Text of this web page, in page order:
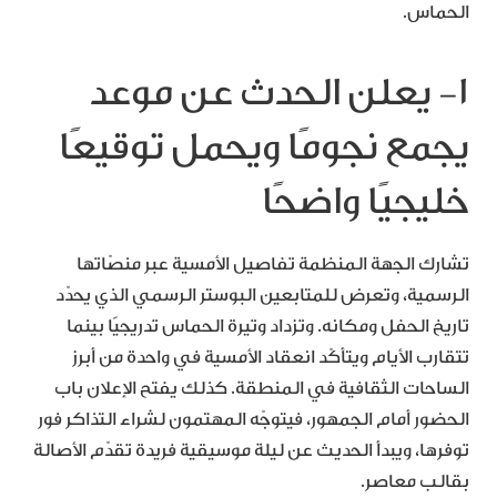
الحماس.
١- يعلن الحدث عن موعد
يجمع نجومًا ويحمل توقيعًا
خليجيًا واضحًا
تشارك الجهة المنظمة تفاصيل الأمسية عبر منصّاتها
الرسمية، وتعرض للمتابعين البوستر الرسمي الذي يحدّد
تاريخ الحفل ومكانه. وتزداد وتيرة الحماس تدريجيًا بينما
تتقارب الأيام ويتأكّد انعقاد الأمسية في واحدة من أبرز
الساحات الثقافية في المنطقة. كذلك يفتح الإعلان باب
الحضور أمام الجمهور، فيتوجّه المهتمون لشراء التذاكر فور
توفرها، ويبدأ الحديث عن ليلة موسيقية فريدة تقدّم الأصالة
بقالب معاصر.